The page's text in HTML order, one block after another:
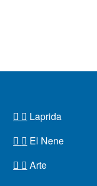
Laprida
El Nene
Arte